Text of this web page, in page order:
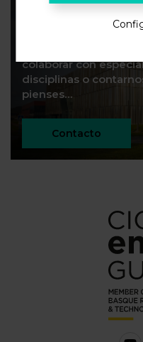
colaborar con
disciplinas o
pienses…
Contacto